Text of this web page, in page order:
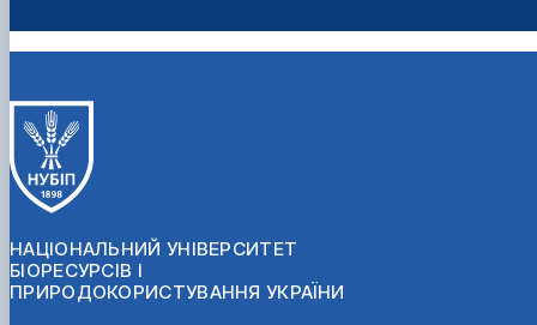
НАЦІОНАЛЬНИЙ УНІВЕРСИТЕТ
БІОРЕСУРСІВ І
ПРИРОДОКОРИСТУВАННЯ УКРАЇНИ